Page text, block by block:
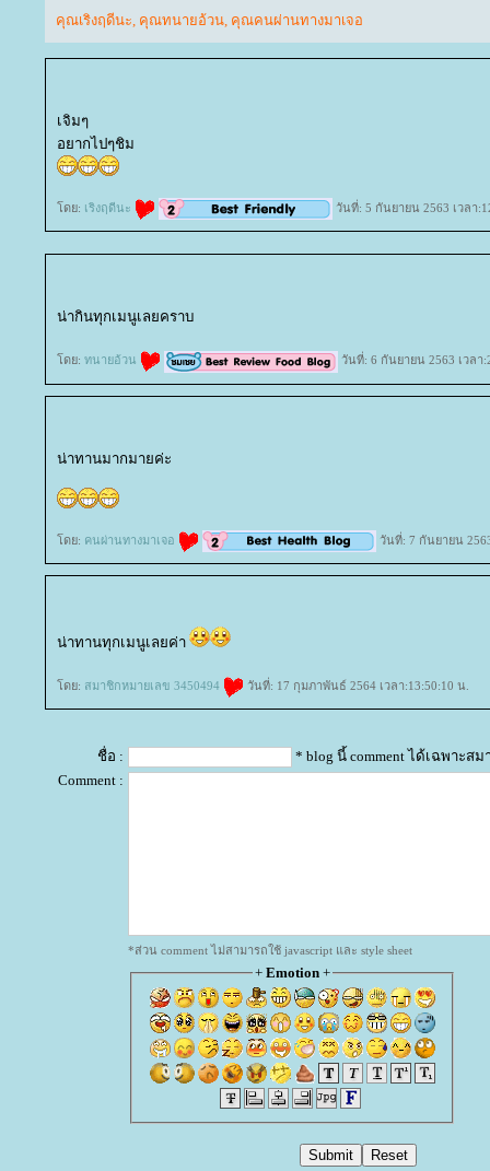
คุณเริงฤดีนะ, คุณทนายอ้วน, คุณคนผ่านทางมาเจอ
เจิมๆ
อยากไปๆชิม
ดย: เริงฤดีนะ วันที่: 5 กันยายน 2563 เวลา
น่ากินทุกเมนูเลยคราบ
ดย: ทนายอ้วน วันที่: 6 กันยายน 2563 เวลา
น่าทานมากมายค่ะ
ดย: คนผ่านทางมาเจอ วันที่: 7 กันยายน
น่าทานทุกเมนูเลยค่า
ดย: สมาชิกหมายเลข 3450494 วันที่: 17 กุมภาพันธ์ 2564 เวลา:13:50:10 น.
ชื่อ :
* blog นี้ comment ได้เฉพาะสม
Comment :
*ส่วน comment ไม่สามารถใช้ javascript และ style sheet
+ Emotion+